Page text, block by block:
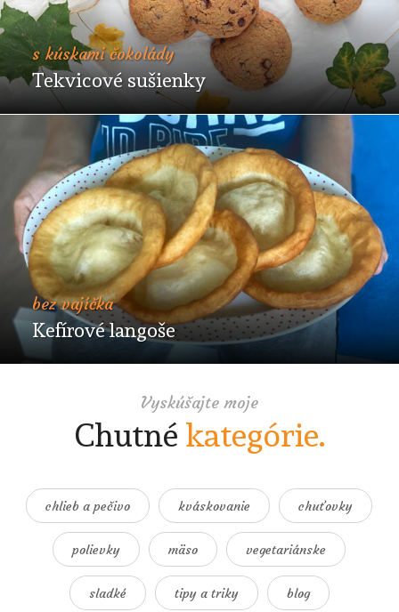
s kúskami čokolády
Tekvicové sušienky
bez vajíčka
Kefírové langoše
Vyskúšajte moje
Chutné kategórie.
chlieb a pečivo kváskovanie chuťovky
polievky mäso vegetariánske
sladké tipy a triky blog